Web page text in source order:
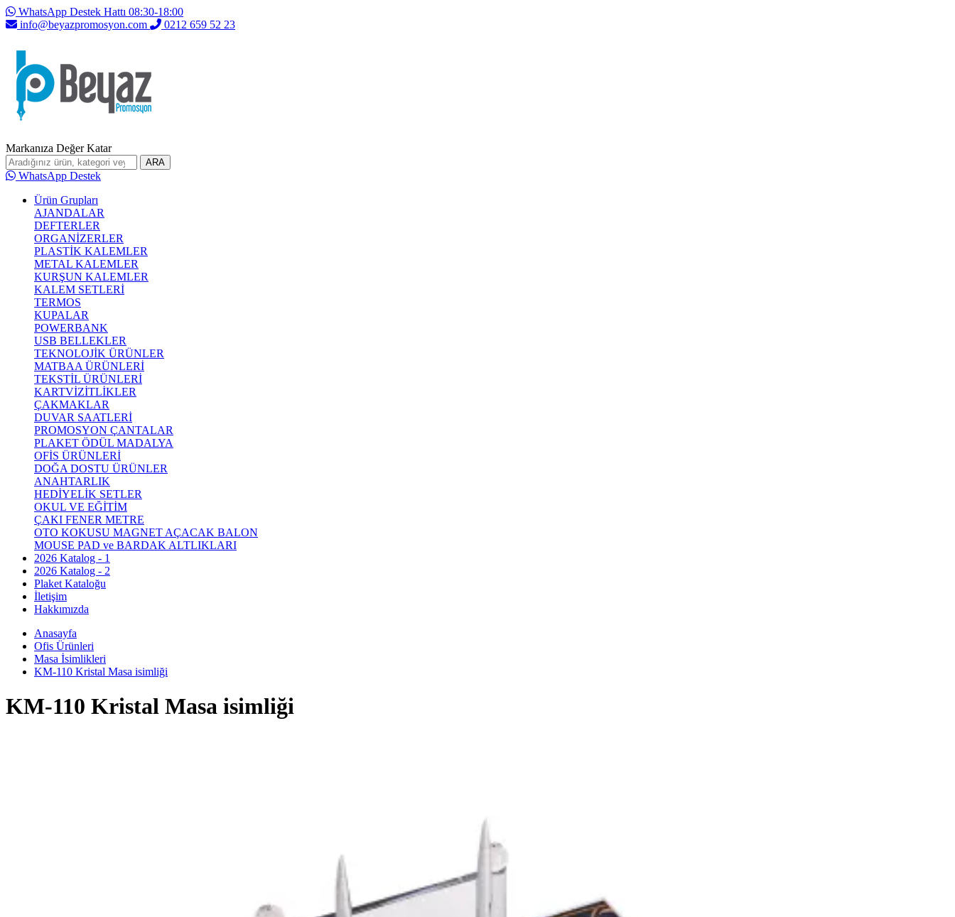
WhatsApp Destek Hattı 08:30-18:00
info@beyazpromosyon.com
0212 659 52 23
Markanıza Değer Katar
ARA
WhatsApp Destek
Ürün Grupları
AJANDALAR
DEFTERLER
ORGANİZERLER
PLASTİK KALEMLER
METAL KALEMLER
KURŞUN KALEMLER
KALEM SETLERİ
TERMOS
KUPALAR
POWERBANK
USB BELLEKLER
TEKNOLOJİK ÜRÜNLER
MATBAA ÜRÜNLERİ
TEKSTİL ÜRÜNLERİ
KARTVİZİTLİKLER
ÇAKMAKLAR
DUVAR SAATLERİ
PROMOSYON ÇANTALAR
PLAKET ÖDÜL MADALYA
OFİS ÜRÜNLERİ
DOĞA DOSTU ÜRÜNLER
ANAHTARLIK
HEDİYELİK SETLER
OKUL VE EĞİTİM
ÇAKI FENER METRE
OTO KOKUSU MAGNET AÇACAK BALON
MOUSE PAD ve BARDAK ALTLIKLARI
2026 Katalog - 1
2026 Katalog - 2
Plaket Kataloğu
İletişim
Hakkımızda
Anasayfa
Ofis Ürünleri
Masa İsimlikleri
KM-110 Kristal Masa isimliği
KM-110 Kristal Masa isimliği